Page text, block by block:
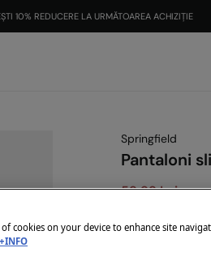
DE LA 200 LEI
Springfield
Pantaloni
59,99 Lei
-10% | KOD:
cookies on your device to enhance site
+INFO